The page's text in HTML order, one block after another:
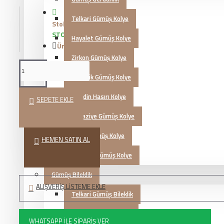
Telkari Gümüş Kolye
Hayalet Gümüş Kolye
Zirkon Gümüş Kolye
Otantik Gümüş Kolye
Mardin Hasırı Kolye
Kazaziye Gümüş Kolye
İsimli Gümüş Kolye
Zultanit Gümüş Kolye
Gümüş Bileklik
Telkari Gümüş Bileklik
Stok Durumu:
STOKTA VAR
Ürün Kodu::
KG20231907
SEPETE EKLE
HEMEN SATIN AL
ALIŞVERIŞ LISTEME EKLE
WHATSAPP İLE SIPARIŞ VER